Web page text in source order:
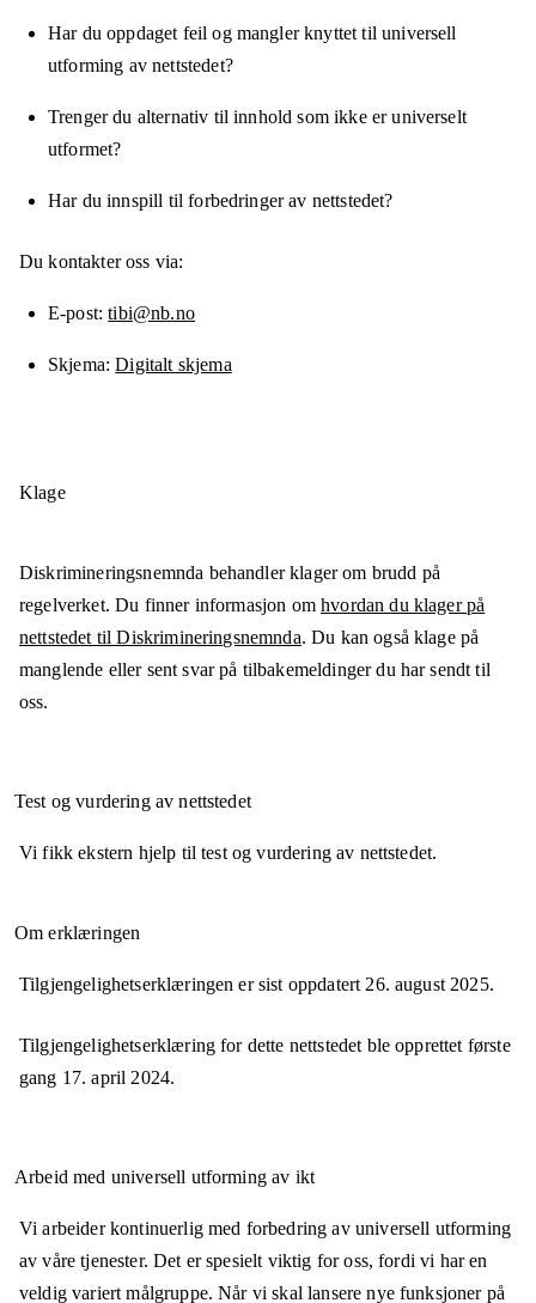
Har du oppdaget feil og mangler knyttet til universell
utforming av nettstedet?
Trenger du alternativ til innhold som ikke er universelt
utformet?
Har du innspill til forbedringer av nettstedet?
Du kontakter oss via:
E-post tibi@nb.no
Skjema Digitalt skjema
Klage
Diskrimineringsnemnda behandler klager om brudd på
regelverket. Du finner informasjon omhvordan du klager på
nettstedet til Diskrimineringsnemnda. Du kan også klage på
manglende eller sent svar på tilbakemeldinger du har sendt til
oss.
Test og vurdering av nettstedet
Vi fikk ekstern hjelp til test og vurdering av nettstedet.
Om erklæringen
Tilgjengelighetserklæringen er sist oppdatert26. august 2025.
Tilgjengelighetserklæring for dette nettstedet ble opprettet første
gang 17. april 2024.
Arbeid med universell utforming av ikt
Vi arbeider kontinuerlig med forbedring av universell utforming
av våre tjenester. Det er spesielt viktig for oss, fordi vi har en
veldig variert målgruppe. Når vi skal lansere nye funksjoner på